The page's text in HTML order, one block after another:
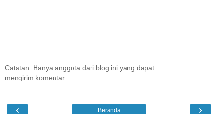
Catatan: Hanya anggota dari blog ini yang dapat
mengirim komentar.
‹ ›
Beranda